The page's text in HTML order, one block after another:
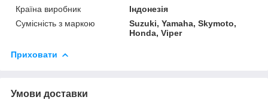
Країна виробник
Індонезія
Сумісність з маркою
Suzuki, Yamaha, Skymoto,
Honda, Viper
Приховати
Умови доставки